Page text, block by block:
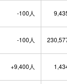
-100人
-100人
+9,400人